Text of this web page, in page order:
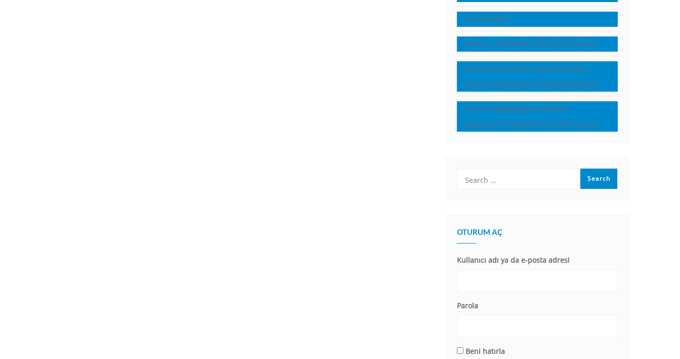
LUKA İNCİLİ
NASIL HRİSTİYAN OLDUM? *(Anonim)
Seni ben yarattım, sana ben biçim
verdim.Sana yardım edecek olan benim.
İsa’nın dağda görünümünün
değişmesinin anlamı ve önemini neydi?
OTURUM AÇ
Kullanıcı adı ya da e-posta adresi
Parola
Beni hatırla